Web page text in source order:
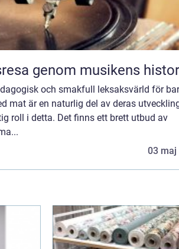
genom musikens
och smakfull leksaksvärld för
mat är en naturlig del av deras
roll i detta. Det finns ett brett utbud av
03 maj